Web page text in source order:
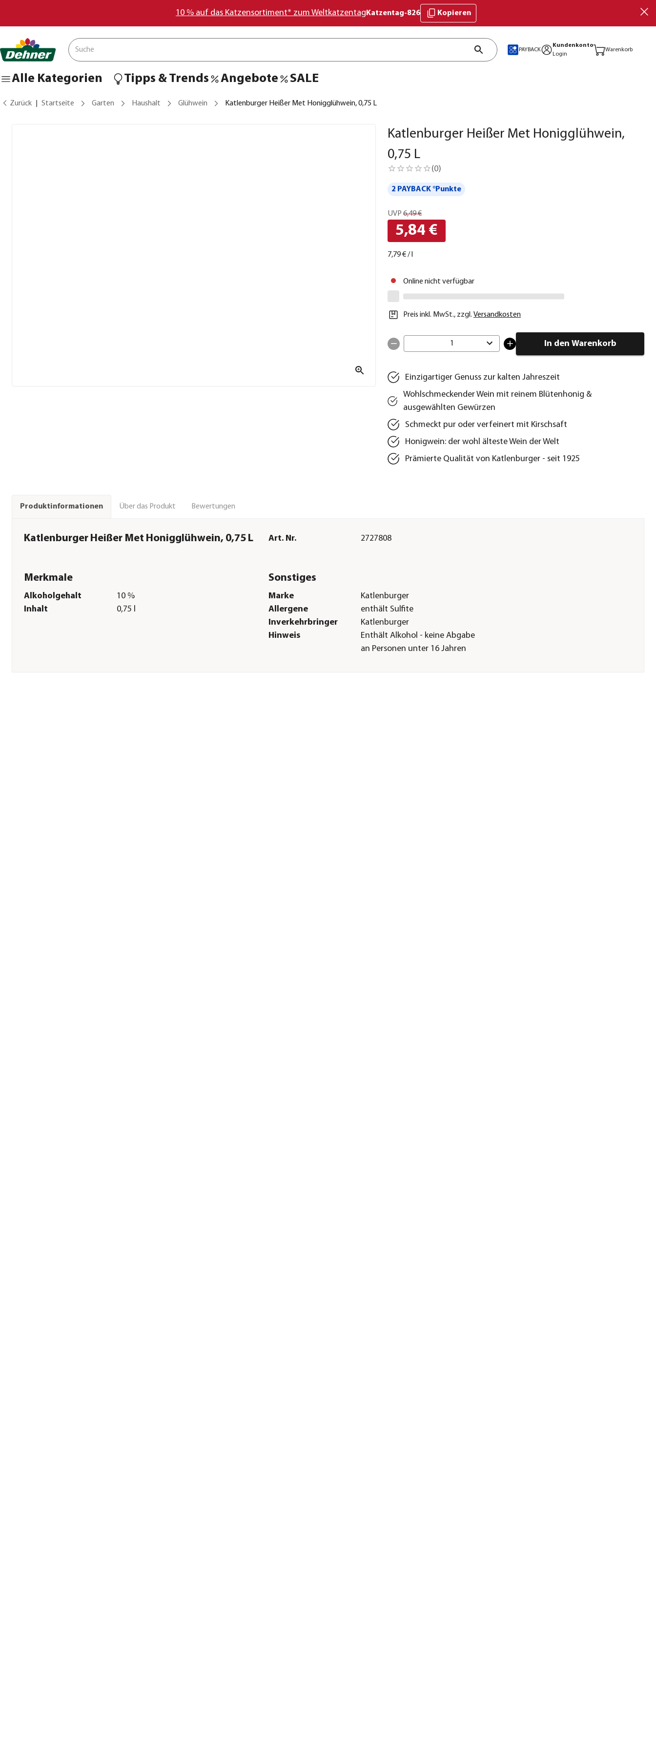
10 % auf das Katzensortiment* zum Weltkatzentag Katzentag-826 Kopieren
PAYBACK
Kundenkonto
Login
Warenkorb
Alle Kategorien Tipps & Trends Angebote SALE
Zurück Startseite Garten Haushalt Glühwein Katlenburger Heißer Met Honigglühwein, 0,75 L
Katlenburger Heißer Met Honigglühwein,
0,75 L
(0)
2 PAYBACK °Punkte
UVP 6,49 €
5,84 €
7,79 €/
Online nicht verfügbar
Preis inkl. MwSt., zzgl. Versandkosten
1 In den Warenkorb
Einzigartiger Genuss zur kalten Jahreszeit
Wohlschmeckender Wein mit reinem Blütenhonig &
ausgewählten Gewürzen
Schmeckt pur oder verfeinert mit Kirschsaft
Honigwein: der wohl älteste Wein der Welt
Prämierte Qualität von Katlenburger - seit 1925
Produktinformationen Über das Produkt Bewertungen
Katlenburger Heißer Met Honigglühwein, 0,75 L Art. Nr. 2727808
Merkmale
Alkoholgehalt
10 %
Inhalt
0,75 l
Sonstiges
Marke
Katlenburger
Allergene
enthält Sulfite
Inverkehrbringer
Katlenburger
Hinweis
Enthält Alkohol - keine Abgabe
an Personen unter 16 Jahren